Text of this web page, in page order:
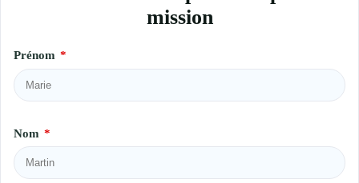
mission
Prénom *
Nom *